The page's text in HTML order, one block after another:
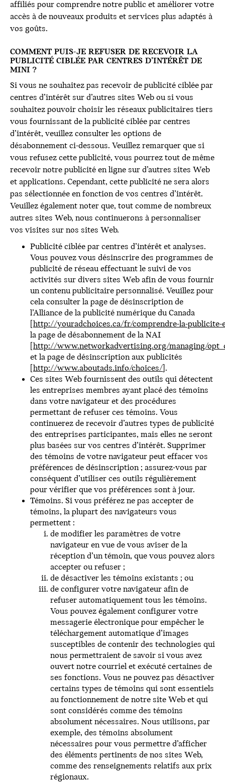
affiliés pour comprendre notre public et améliorer votre
accès à de nouveaux produits et services plus adaptés à
vos goûts.
COMMENT PUIS-JE REFUSER DE RECEVOIR LA
PUBLICITÉ CIBLÉE PAR CENTRES D’INTÉRÊT DE
MINI ?
Si vous ne souhaitez pas recevoir de publicité ciblée par
centres d’intérêt sur d’autres sites Web ou si vous
souhaitez pouvoir choisir les réseaux publicitaires tiers
vous fournissant de la publicité ciblée par centres
d’intérêt, veuillez consulter les options de
désabonnement ci-dessous. Veuillez remarquer que si
vous refusez cette publicité, vous pourrez tout de même
recevoir notre publicité en ligne sur d’autres sites Web
et applications. Cependant, cette publicité ne sera alors
pas sélectionnée en fonction de vos centres d’intérêt.
Veuillez également noter que, tout comme de nombreux
autres sites Web, nous continuerons à personnaliser
vos visites sur nos sites Web.
Publicité ciblée par centres d’intérêt et analyses.
Vous pouvez vous désinscrire des programmes de
publicité de réseau effectuant le suivi de vos
activités sur divers sites Web afin de vous fournir
un contenu publicitaire personnalisé. Veuillez pour
cela consulter la page de désinscription de
l’Alliance de la publicité numérique du Canada
http://youradchoices.ca/fr/comprendre-la-publicite-
la page de désabonnement de la NAI
http://www.networkadvertising.org/managing/
et la page de désinscription aux publicités
http://www.aboutads.info/choices/ ].
Ces sites Web fournissent des outils qui détectent
les entreprises membres ayant placé des témoins
dans votre navigateur et des procédures
permettant de refuser ces témoins. Vous
continuerez de recevoir d’autres types de publicité
des entreprises participantes, mais elles ne seront
plus basées sur vos centres d’intérêt. Supprimer
des témoins de votre navigateur peut effacer vos
préférences de désinscription ; assurez-vous par
conséquent d’utiliser ces outils régulièrement
pour vérifier que vos préférences sont à jour.
Témoins. Si vous préférez ne pas accepter de
témoins, la plupart des navigateurs vous
permettent :
de modifier les paramètres de votre
navigateur en vue de vous aviser de la
réception d’un témoin, que vous pouvez alors
accepter ou refuser ;
de désactiver les témoins existants ; ou
de configurer votre navigateur afin de
refuser automatiquement tous les témoins.
Vous pouvez également configurer votre
messagerie électronique pour empêcher le
téléchargement automatique d’images
susceptibles de contenir des technologies qui
nous permettraient de savoir si vous avez
ouvert notre courriel et exécuté certaines de
ses fonctions. Vous ne pouvez pas désactiver
certains types de témoins qui sont essentiels
au fonctionnement de notre site Web et qui
sont considérés comme des témoins
absolument nécessaires. Nous utilisons, par
exemple, des témoins absolument
nécessaires pour vous permettre d’afficher
des éléments pertinents de nos sites Web,
comme des renseignements relatifs aux prix
régionaux.